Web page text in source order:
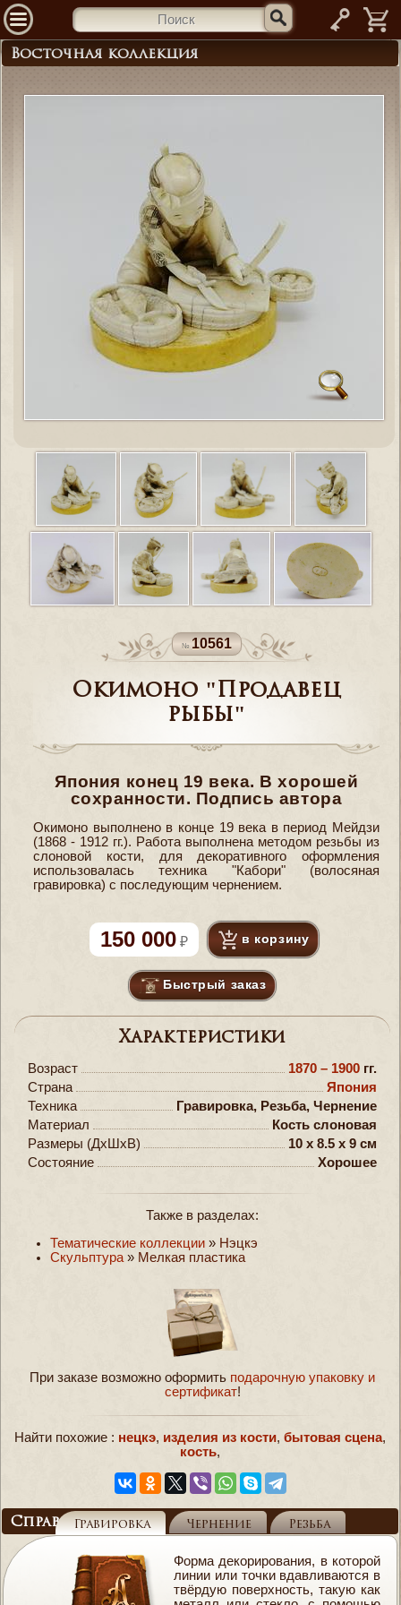
—
Восточная коллекция
10561
Окимоно "Продавец
рыбы"
Япония конец 19 века. В хорошей
сохранности. Подпись автора
Окимоно выполнено в конце 19 века в период Мейдзи
(1868 - 1912 гг.). Работа выполнена методом резьбы из
слоновой кости, для декоративного оформления
использовалась техника "Кабори" (волосяная
гравировка) с последующим чернением.
150 000 в корзину
Быстрый заказ
Характеристики
Возраст 1870 – 1900 гг.
Страна
Япония
Техника
Гравировка, Резьба, Чернение
Материал
Кость слоновая
Размеры (ДxШxВ)
10 x 8.5 x 9 см
Состояние
Хорошее
Также в разделах:
Тематические коллекции » Нэцкэ
Скульптура » Мелкая пластика
При заказе возможно оформить подарочную упаковку и
сертификат!
Найти похожие : нецкэ, изделия из кости, бытовая сцена,
кость,
Справочник
Гравировка Чернение Резьба
Форма декорирования, в которой
линии или точки вдавливаются в
твёрдую поверхность, такую как